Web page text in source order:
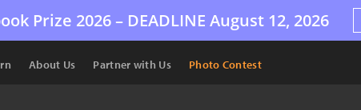
Prize 2026 – DEADLINE August 12, 2026
About Us Partner with Us Photo Contest